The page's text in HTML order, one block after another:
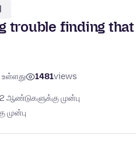
trouble finding that
1481views
ஆண்டுகளுக்கு முன்பு
முன்பு